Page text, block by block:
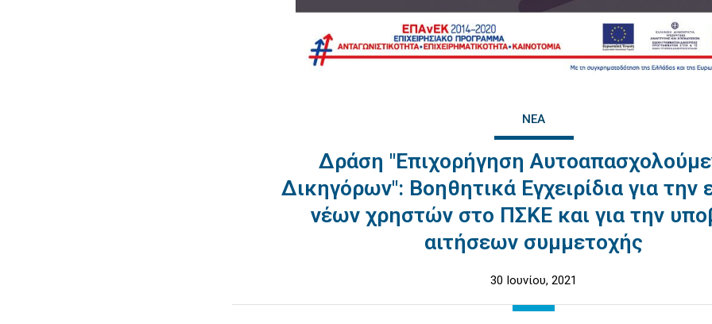
ΝΈΑ
Δράση "Επιχορήγηση
Δικηγόρων": Βοηθητικά Εγχειρίδια για την
νέων χρηστών στο ΠΣΚΕ και για την
αιτήσεων συμμετοχής
30 Ιουνίου, 2021